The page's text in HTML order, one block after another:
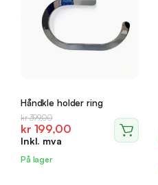
Håndkle holder ring
kr399,00
Opprinnelig
pris
var:
kr 399,00.
kr 199,00
Nåværende
pris
er:
kr 199,00.
Inkl. mva
På lager